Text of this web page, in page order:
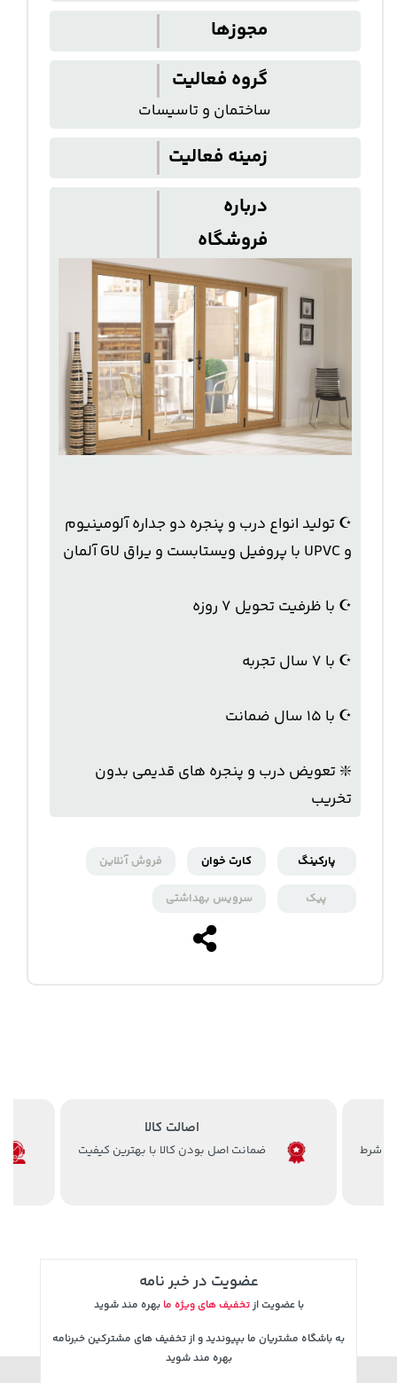
مجوزها
گروه فعالیت
ساختمان و تاسیسات
زمینه فعالیت
درباره
فروشگاه
☪️ تولید انواع درب و پنجره دو جداره آلومینیوم
و UPVC با پروفیل ویستابست و یراق GU آلمان
☪️ با ظرفیت تحویل 7 روزه
☪️ با 7 سال تجربه
☪️ با 15 سال ضمانت
❇️ تعویض درب و پنجره های قدیمی بدون
تخریب
پارکینگ کارت خوان فروش آنلاین
پیک سرویس بهداشتی
اصالت کالا
ضمانت اصل بودن کالا با بهترین کیفیت
عضویت در خبر نامه
با عضویت ازتخفیف های ویژه ما بهره مند شوید
به باشگاه مشتریان ما بپیوندید و از تخفیف های مشترکین خبرنامه
بهره مند شوید